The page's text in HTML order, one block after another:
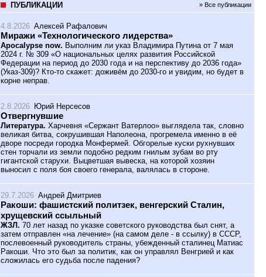
ПУБЛИКАЦИИ » Все публикации
4.8.2026 Алексей Рафалович
Миражи «Технологического лидерства»
Apocalypse now. Выполним ли указ Владимира Путина от 7 мая
2024 г. № 309 «О национальных целях развития Российской
Федерации на период до 2030 года и на перспективу до 2036 года»
(Указ-309)? Кто-то скажет: доживём до 2030-го и увидим, но будет в
корне неправ.
2.8.2026 Юрий Нерсесов
Отвергнувшие
Литература. Харчевня «Сержант Ватерлоо» выглядела так, словно
великая битва, сокрушившая Наполеона, прогремела именно в её
дворе посреди городка Монфермей. Обгорелые куски рухнувших
стен торчали из земли подобно редким гнилым зубам во рту
гигантской старухи. Выцветшая вывеска, на которой хозяин
выносил с поля боя своего генерала, валялась в стороне.
29.7.2026 Андрей Дмитриев
Ракоши: фашистский политзек, венгерский Сталин,
хрущевский ссыльный
ЖЗЛ. 70 лет назад по указке советского руководства был снят, а
затем отправлен «на лечение» (на самом деле - в ссылку) в СССР,
послевоенный руководитель страны, убежденный сталинец Матиас
Ракоши. Что это был за политик, как он управлял Венгрией и как
сложилась его судьба после падения?